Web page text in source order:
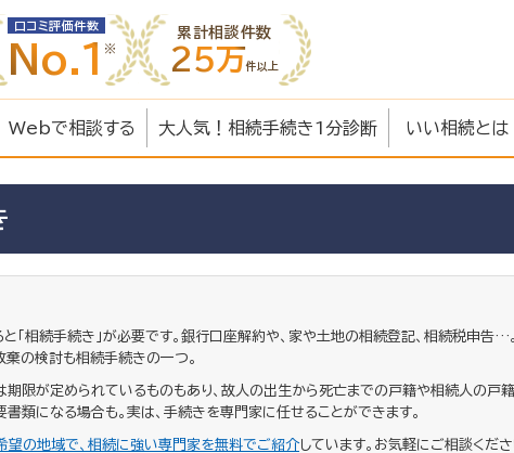
口コミ評価件数
No.1
累計相談件数
25万件以上
Webで相談する 大人気！相続手続き1分診断 いい相続とは
「相続手続き」が必要です。銀行口座解約や、家や土地の相続登記、相続税申告…
の検討も相続手続きの一つ。
限が定められているものもあり、故人の出生から死亡までの戸籍や相続人の戸
類になる場合も。実は、手続きを専門家に任せることができます。
望の地域で、相続に強い専門家を無料でご紹介しています。お気軽にご相談くださ